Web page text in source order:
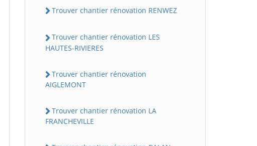
Trouver chantier rénovation RENWEZ
Trouver chantier rénovation LES
HAUTES-RIVIERES
Trouver chantier rénovation
AIGLEMONT
Trouver chantier rénovation LA
FRANCHEVILLE